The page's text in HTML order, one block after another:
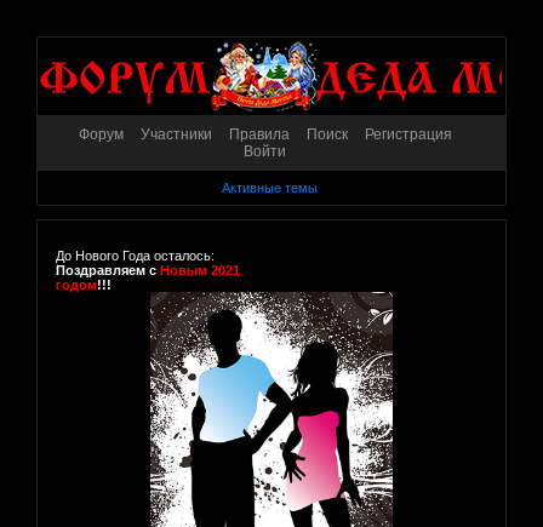
Форум Участники Правила Поиск
Регистрация
Войти
Активные темы
До Нового Года осталось:
Поздравляем с Новым 2021
годом!!!